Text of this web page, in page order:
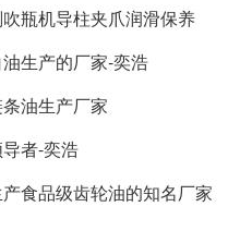
瓶机导柱夹爪润滑保养
生产的厂家-奕浩
油生产厂家
者-奕浩
食品级齿轮油的知名厂家